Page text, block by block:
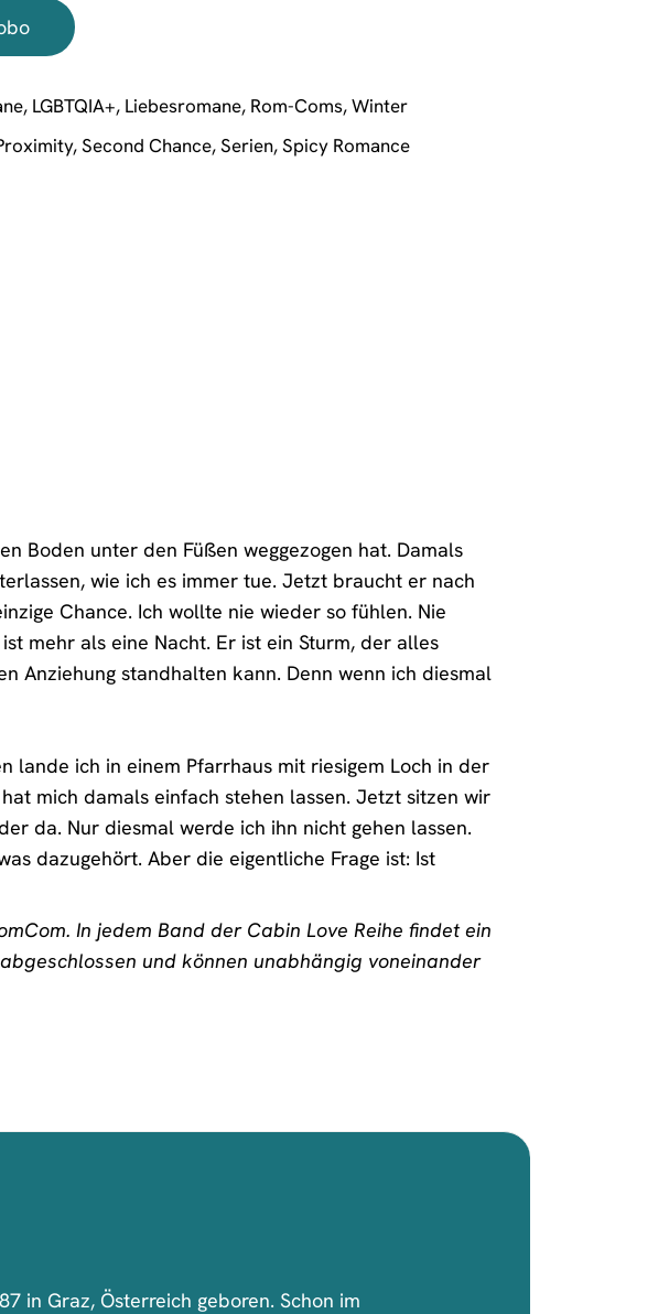
, LGBTQIA+, Liebesromane, Rom-Coms,Winter
,Second Chance,Serien,Spicy Romance
Boden unter den Füßen weggezogen hat. Damals
wie ich es immer tue. Jetzt braucht er nach
Chance. Ich wollte nie wieder so fühlen. Nie
mehr als eine Nacht. Er ist ein Sturm, der alles
Anziehung standhalten kann. Denn wenn ich diesmal
lande ich in einem Pfarrhaus mit riesigem Loch in der
mich damals einfach stehen lassen. Jetzt sitzen wir
da. Nur diesmal werde ich ihn nicht gehen lassen.
dazugehört. Aber die eigentliche Frage ist: Ist
In jedem Band der Cabin Love Reihe findet ein
und können unabhängig voneinander
in Graz, Österreich geboren. Schon im